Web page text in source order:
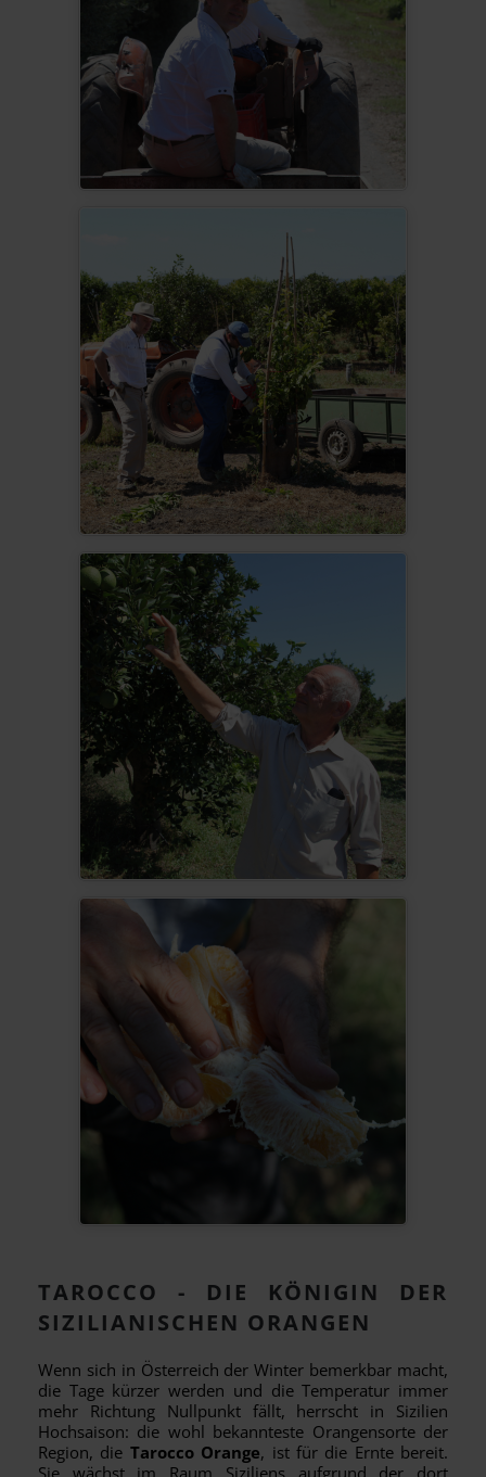
TAROCCO - DIE KÖNIGIN DER
SIZILIANISCHEN ORANGEN
Wenn sich in Österreich der Winter bemerkbar macht,
die Tage kürzer werden und die Temperatur immer
mehr Richtung Nullpunkt fällt, herrscht in Sizilien
Hochsaison: die wohl bekannteste Orangensorte der
Region, die Tarocco Orange, ist für die Ernte bereit.